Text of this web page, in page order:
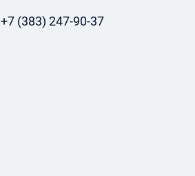
+7 (383) 247-90-37